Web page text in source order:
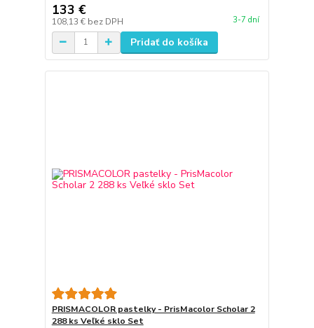
133 €
108,13 € bez DPH 3-7 dní
Pridať do košíka
PRISMACOLOR pastelky - PrisMacolor Scholar 2
288 ks Veľké sklo Set